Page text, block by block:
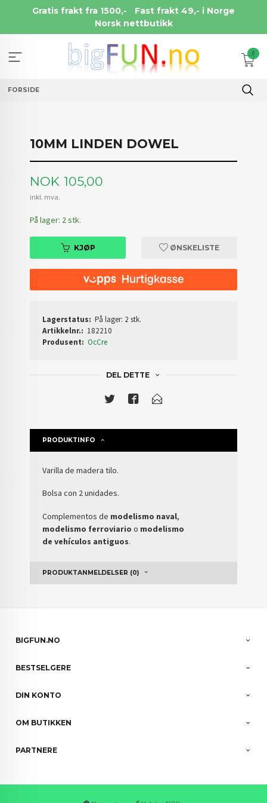
Gratis frakt fra 1500,-
Fast frakt 49,- i Norge
Norsk nettbutikk
0
FORSIDE
10MM LINDEN DOWEL
Pris
NOK 105,00
inkl. mva.
På lager: 2 stk.
KJØP ØNSKELISTE
Lagerstatus: På lager: 2 stk.
Artikkelnr.: 182210
Produsent: OcCre
DEL DETTE
PRODUKTINFO
Varilla de madera tilo.
Bolsa con 2 unidades.
Complementos de modelismo naval,
modelismo ferroviario o modelismo
de vehículos antiguos.
PRODUKTANMELDELSER (0)
BIGFUN.NO
BESTSELGERE
DIN KONTO
OM BUTIKKEN
PARTNERE